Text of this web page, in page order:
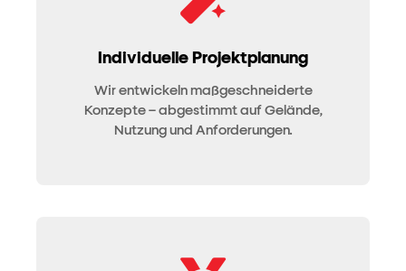
Individuelle Projektplanung
Wir entwickeln maßgeschneiderte
Konzepte – abgestimmt auf Gelände,
Nutzung und Anforderungen.